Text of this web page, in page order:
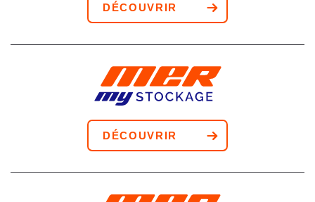
DÉCOUVRIR
DÉCOUVRIR